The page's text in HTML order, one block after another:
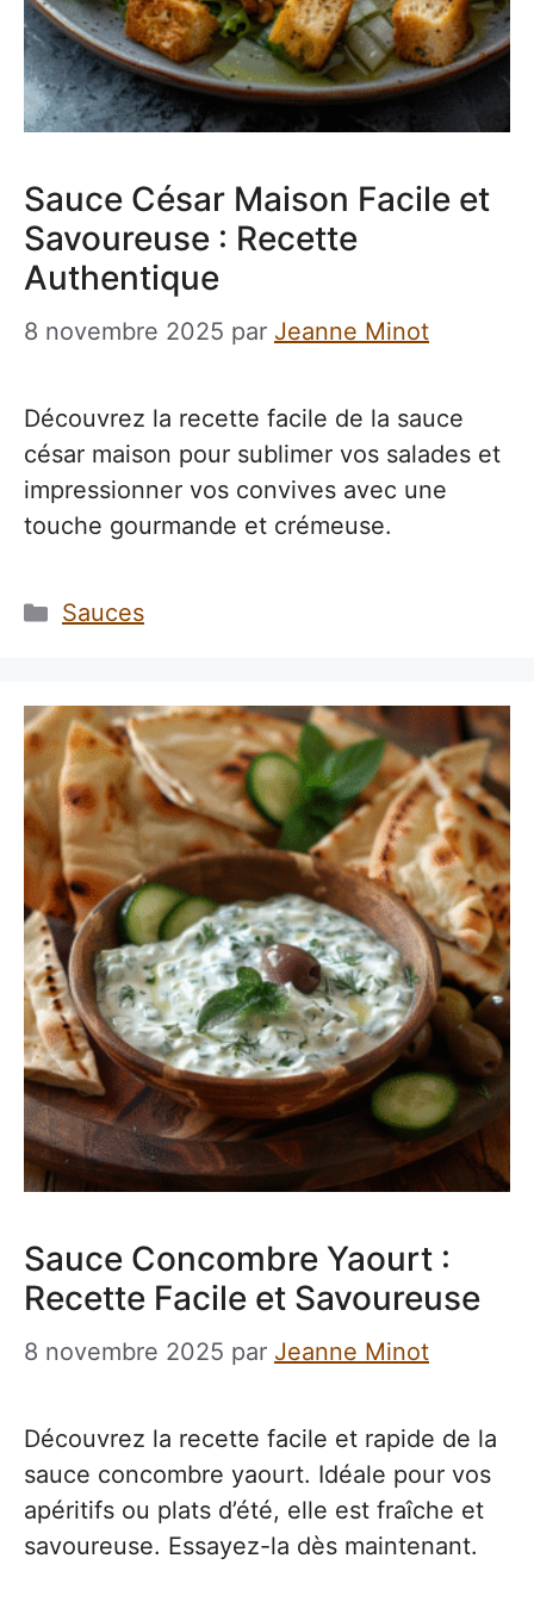
Sauce César Maison Facile et
Savoureuse : Recette
Authentique
8 novembre 2025 par Jeanne Minot
Découvrez la recette facile de la sauce
césar maison pour sublimer vos salades et
impressionner vos convives avec une
touche gourmande et crémeuse.
Catégories
Sauces
Sauce Concombre Yaourt :
Recette Facile et Savoureuse
8 novembre 2025 par Jeanne Minot
Découvrez la recette facile et rapide de la
sauce concombre yaourt. Idéale pour vos
apéritifs ou plats d’été, elle est fraîche et
savoureuse. Essayez-la dès maintenant.